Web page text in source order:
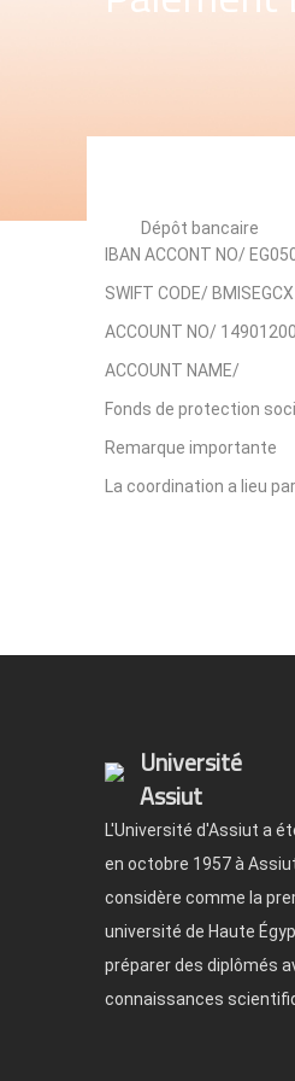
Dépôt bancaire
IBAN ACCONT NO/
SWIFT CODE/
ACCOUNT NO/
ACCOUNT NAME/
Fonds de protection
Remarque importante
La coordination a lieu
Université
Assiut
L'Université d'Assiut a
en octobre 1957 à
considère comme la
université de Haute
préparer des diplômés
connaissances